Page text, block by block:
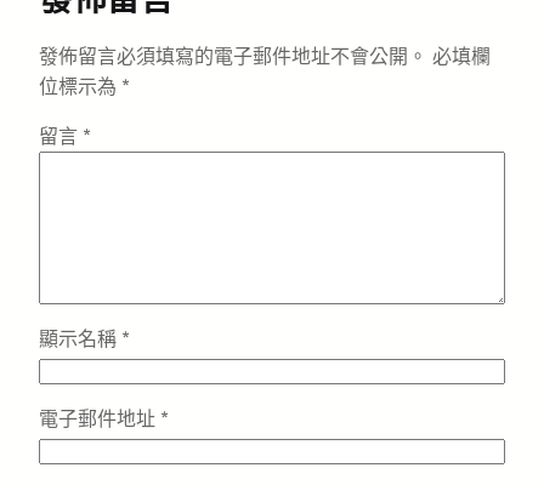
發佈留言必須填寫的電子郵件地址不會公開。 必填欄
位標示為 *
留言 *
顯示名稱 *
電子郵件地址 *